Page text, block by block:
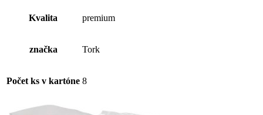
Kvalita premium
značka Tork
Počet ks v kartóne 8